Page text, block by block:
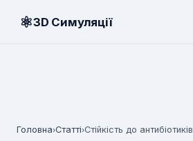
⚛3D Симуляції
Головна›Статті›Стійкість до антибіотиків